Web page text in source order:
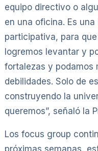
equipo directivo o
en una oficina. Es
participativa, para
logremos levantar y
fortalezas y podamos
debilidades. Solo de
construyendo la
queremos”, señaló la
Los focus group